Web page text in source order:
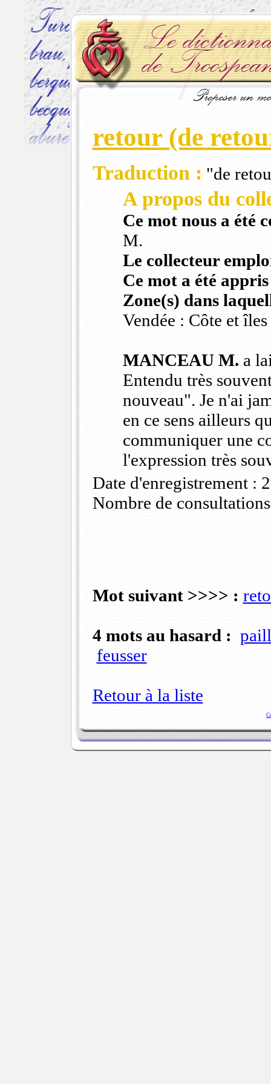
retour (de
Traduction : "de
A propos du
Ce mot nous a été
M.
Le collecteur
Ce mot a été
Zone(s) dans
Vendée : Côte et îles
MANCEAU M. a
Entendu très
nouveau". Je n'ai
en ce sens ailleurs
communiquer une
l'expression très
Date d'enregistrement :
Nombre de
Mot suivant >>>> :
4 mots au hasard :
feusser
Retour à la liste